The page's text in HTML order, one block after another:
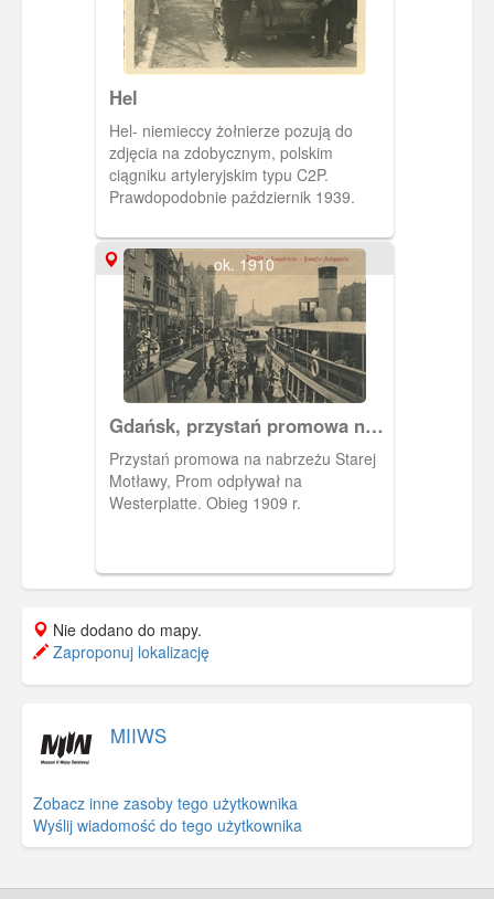
Hel
Hel- niemieccy żołnierze pozują do
zdjęcia na zdobycznym, polskim
ciągniku artyleryjskim typu C2P.
Prawdopodobnie październik 1939.
ok. 1910
Gdańsk, przystań promowa na
Motławie
Przystań promowa na nabrzeżu Starej
Motławy, Prom odpływał na
Westerplatte. Obieg 1909 r.
Nie dodano do mapy.
Zaproponuj lokalizację
MIIWS
Zobacz inne zasoby tego użytkownika
Wyślij wiadomość do tego użytkownika